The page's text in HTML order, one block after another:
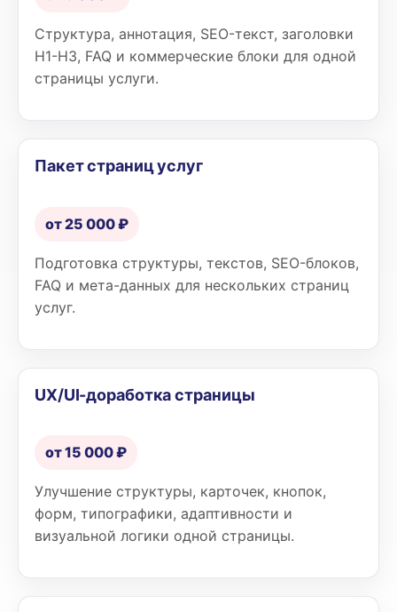
Структура, аннотация, SEO-текст, заголовки
H1-H3, FAQ и коммерческие блоки для одной
страницы услуги.
Пакет страниц услуг
от 25 000 ₽
Подготовка структуры, текстов, SEO-блоков,
FAQ и мета-данных для нескольких страниц
услуг.
UX/UI-доработка страницы
от 15 000 ₽
Улучшение структуры, карточек, кнопок,
форм, типографики, адаптивности и
визуальной логики одной страницы.